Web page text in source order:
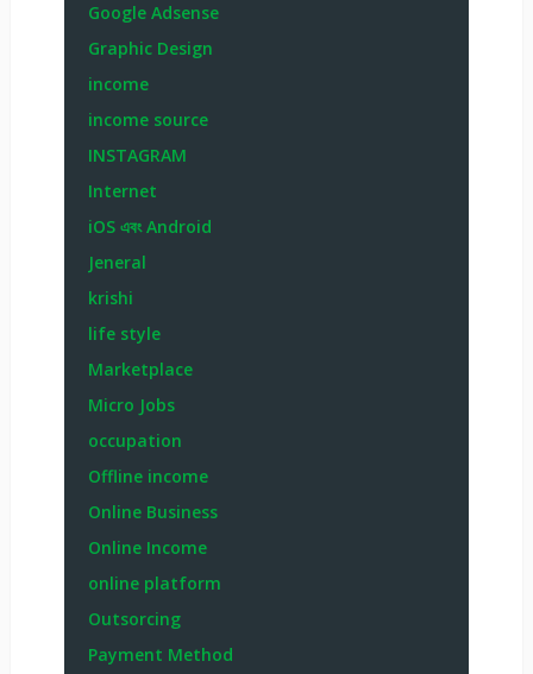
Google Adsense
Graphic Design
income
income source
INSTAGRAM
Internet
iOS এবং Android
Jeneral
krishi
life style
Marketplace
Micro Jobs
occupation
Offline income
Online Business
Online Income
online platform
Outsorcing
Payment Method